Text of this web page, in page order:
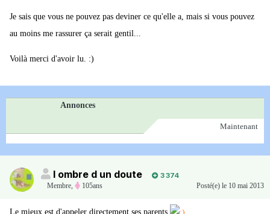
Je sais que vous ne pouvez pas deviner ce qu'elle a, mais si vous pouvez
au moins me rassurer ça serait gentil...
Voilà merci d'avoir lu. :)
Annonces
Maintenant
l ombre d un doute
3 374
Membre, 105ans Posté(e) le 10 mai 2013
Le mieux est d'appeler directement ses parents